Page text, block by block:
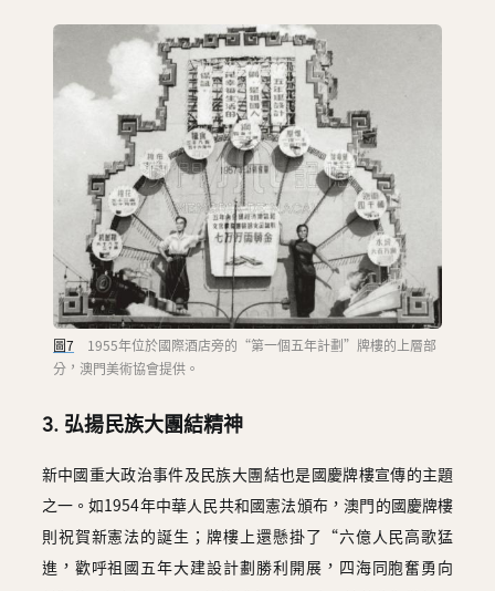
圖7 1955年位於國際酒店旁的“第一個五年計劃”牌樓的上層部
分，澳門美術協會提供。
3. 弘揚民族大團結精神
新中國重大政治事件及民族大團結也是國慶牌樓宣傳的主題
之一。如1954年中華人民共和國憲法頒布，澳門的國慶牌樓
則祝賀新憲法的誕生；牌樓上還懸掛了“六億人民高歌猛
進，歡呼祖國五年大建設計劃勝利開展，四海同胞奮勇向